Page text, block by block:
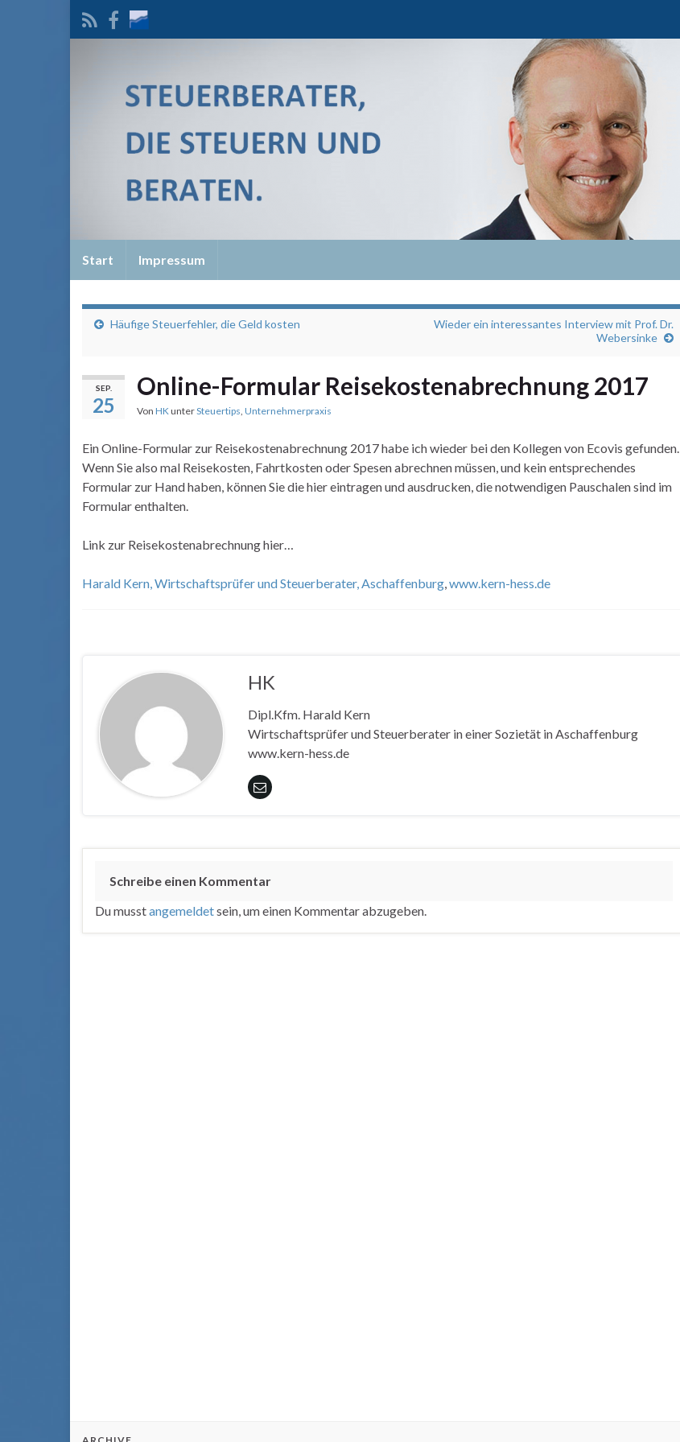
Start Impressum
Häufige Steuerfehler, die Geld kosten
Wieder ein interessantes Interview mit Prof. Dr.
Webersinke
SEP.
25
Online-Formular Reisekostenabrechnung 2017
Von HKunterSteuertips, Unternehmerpraxis
Ein Online-Formular zur Reisekostenabrechnung 2017 habe ich wieder bei den Kollegen von Ecovis gefunden.
Wenn Sie also mal Reisekosten, Fahrtkosten oder Spesen abrechnen müssen, und kein entsprechendes
Formular zur Hand haben, können Sie die hier eintragen und ausdrucken, die notwendigen Pauschalen sind im
Formular enthalten.
Link zur Reisekostenabrechnung hier…
Harald Kern, Wirtschaftsprüfer und Steuerberater, Aschaffenburg,www.kern-hess.de
HK
Dipl.Kfm. Harald Kern
Wirtschaftsprüfer und Steuerberater in einer Sozietät in Aschaffenburg
www.kern-hess.de
Schreibe einen Kommentar
Du musstangemeldetsein, um einen Kommentar abzugeben.